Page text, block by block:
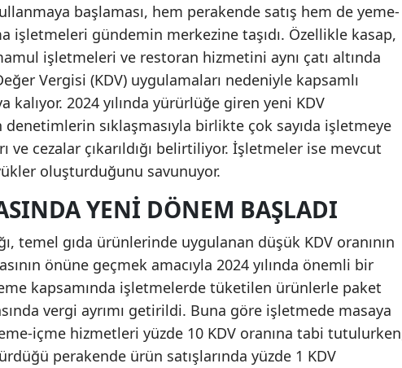
başlaması, hem perakende satış hem de yeme-
işletmeleri gündemin merkezine taşıdı. Özellikle kasap,
işletmeleri ve restoran hizmetini aynı çatı altında
Vergisi (KDV) uygulamaları nedeniyle kapsamlı
kalıyor. 2024 yılında yürürlüğe giren yeni KDV
sıklaşmasıyla birlikte çok sayıda işletmeye
ve cezalar çıkarıldığı belirtiliyor. İşletmeler ise mevcut
oluşturduğunu savunuyor.
YENI DÖNEM BAŞLADI
temel gıda ürünlerinde uygulanan düşük KDV oranının
önüne geçmek amacıyla 2024 yılında önemli bir
kapsamında işletmelerde tüketilen ürünlerle paket
vergi ayrımı getirildi. Buna göre işletmede masaya
içme hizmetleri yüzde 10 KDV oranına tabi
perakende ürün satışlarında yüzde 1 KDV